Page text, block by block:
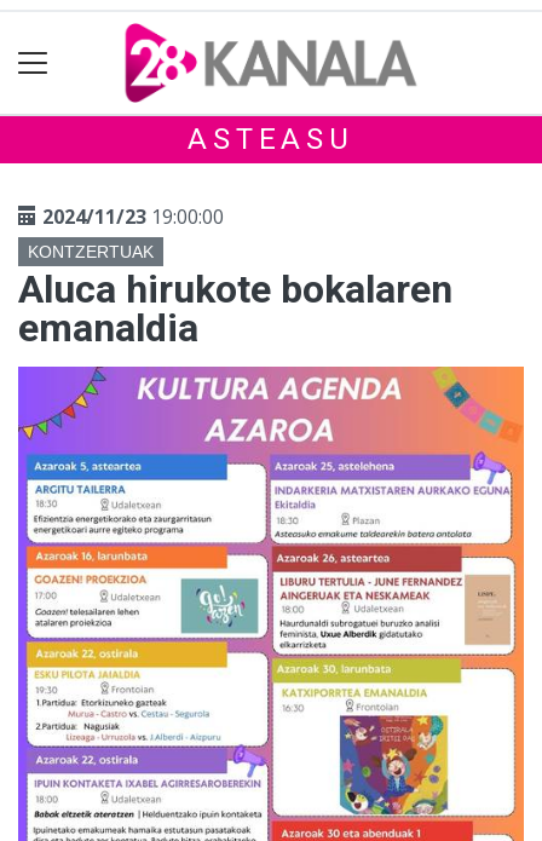
ASTEASU
2024/11/23 19:00:00
KONTZERTUAK
Aluca hirukote bokalaren
emanaldia